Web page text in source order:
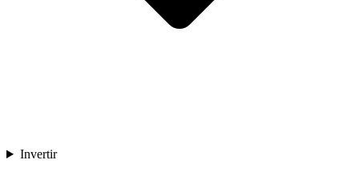
Invertir